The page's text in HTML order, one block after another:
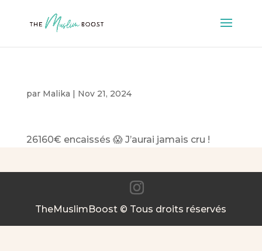
par Malika | Nov 21, 2024
26160€ encaissés 😱J’aurai jamais cru !
TheMuslimBoost © Tous droits réservés